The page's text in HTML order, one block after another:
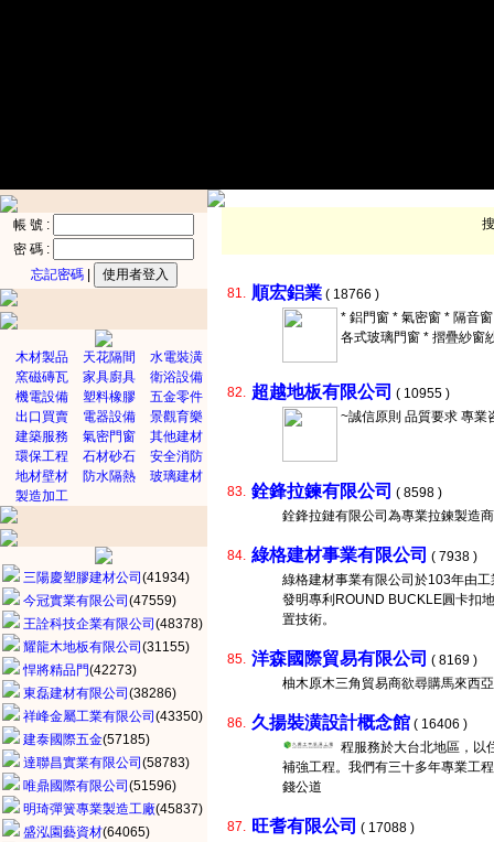
帳 號 :
密 碼 :
忘記密碼|
木材製品 天花隔間
水電裝潢
窯磁磚瓦
家具廚具
衛浴設備
機電設備
塑料橡膠
五金零件
出口買賣
電器設備
景觀育樂
建築服務
氣密門窗
其他建材
環保工程
石材砂石
安全消防
地材壁材
防水隔熱
玻璃建材
製造加工
三陽慶塑膠建材公司 (41934)
今冠實業有限公司 (47559)
王詮科技企業有限公司 (48378)
耀龍木地板有限公司 (31155)
悍將精品門(42273)
東磊建材有限公司 (38286)
祥峰金屬工業有限公司 (43350)
建泰國際五金(57185)
達聯昌實業有限公司 (58783)
唯鼎國際有限公司 (51596)
明琦彈簧專業製造工廠(45837)
盛泓園藝資材(64065)
81. 順宏鋁業 ( 18766 )
* 鋁門窗 * 氣密窗 * 隔音
各式玻璃門窗 * 摺疊紗窗
82. 超越地板有限公司 ( 10955 )
~誠信原則 品質要求 專業
83. 銓鋒拉鍊有限公司 ( 8598 )
銓鋒拉鏈有限公司為專業拉鍊製造
84. 綠格建材事業有限公司 ( 7938 )
綠格建材事業有限公司於103年由
發明專利ROUND BUCKLE圓卡扣
置技術。
85. 洋森國際貿易有限公司 ( 8169 )
柚木原木三角貿易商欲尋購馬來西
86. 久揚裝潢設計概念館 ( 16406 )
程服務於大台北地區，以
補強工程。我們有三十多年專業工
錢公道
87. 旺耆有限公司 ( 17088 )